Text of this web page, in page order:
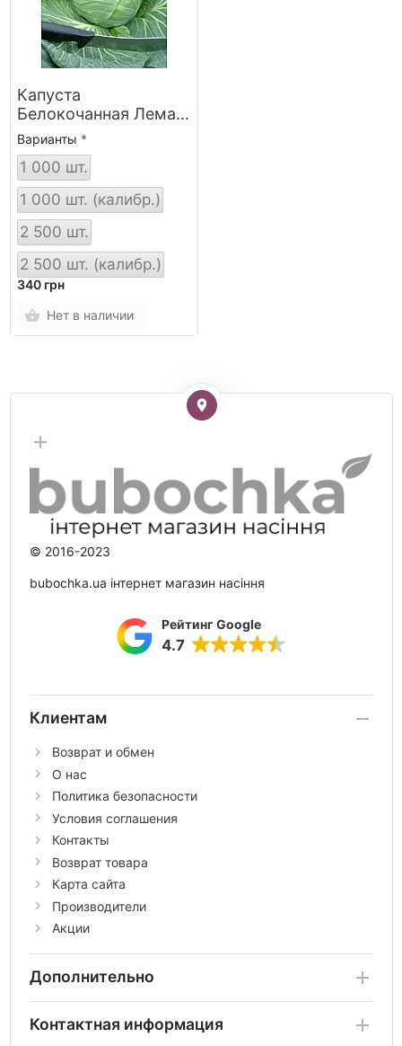
Капуста
Белокочанная Лема
F1 (Lema RZ)
Варианты
1 000 шт.
1 000 шт. (калибр.)
2 500 шт.
2 500 шт. (калибр.)
340 грн
Нет в наличии
© 2016-2023
bubochka.ua інтернет магазин насіння
Рейтинг Google
4.7
Клиентам
Возврат и обмен
О нас
Политика безопасности
Условия соглашения
Контакты
Возврат товара
Карта сайта
Производители
Акции
Дополнительно
Контактная информация